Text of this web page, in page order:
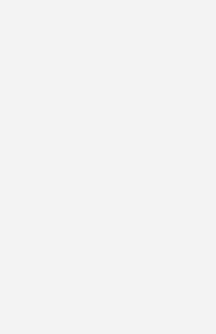
speziell für große